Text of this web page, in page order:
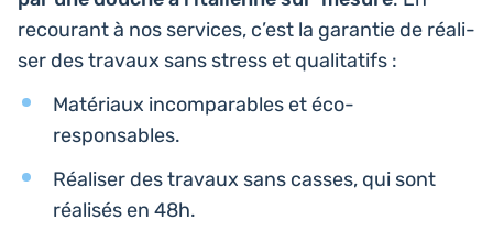
recou­rant à nos ser­vices, c’est la garan­tie de réa­li­
ser des travaux sans stress et qualitatifs :
Maté­riaux incom­pa­rables et éco-
responsables.
Réa­li­ser des travaux sans casses, qui sont
réa­li­sés en 48h.